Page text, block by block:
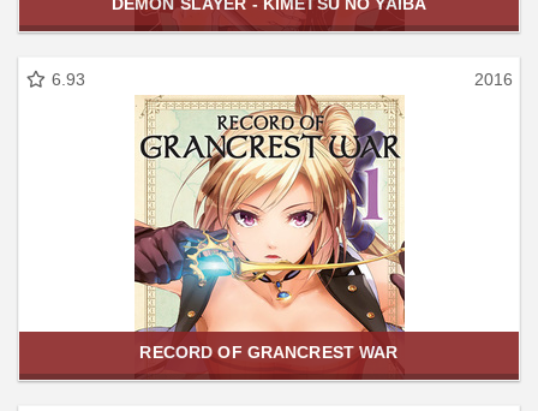
6.93 2016
RECORD OF GRANCREST WAR